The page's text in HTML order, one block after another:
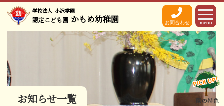
学校法人 小沢学園
認定こども園 かもめ幼稚園 お問合わせ menu
お知らせ一覧